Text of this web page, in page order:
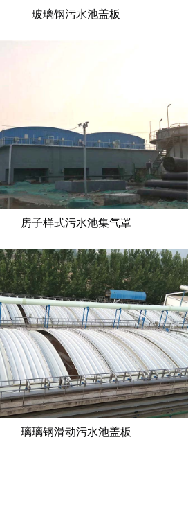
玻璃钢污水池盖板
房子样式污水池集气罩
璃璃钢滑动污水池盖板